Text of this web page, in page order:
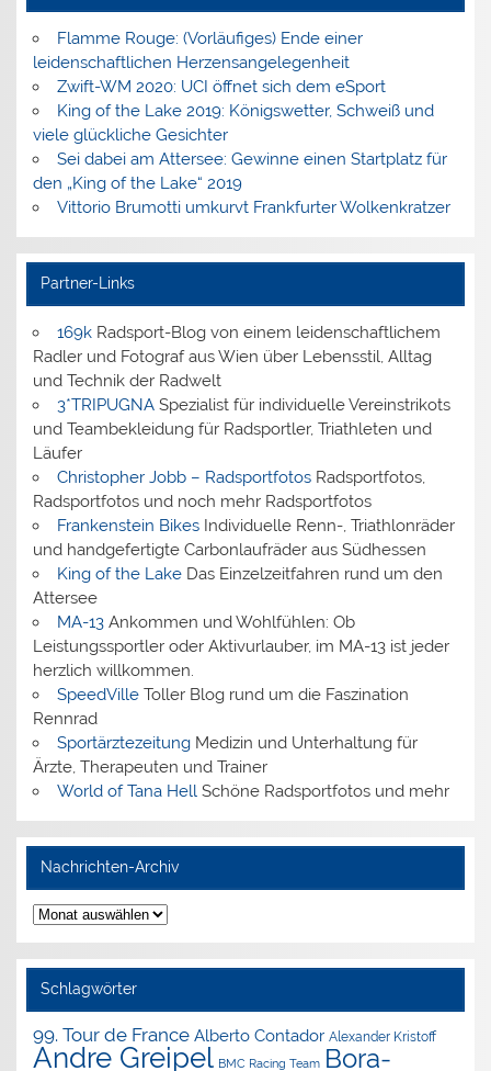
Flamme Rouge: (Vorläufiges) Ende einer
leidenschaftlichen Herzensangelegenheit
Zwift-WM 2020: UCI öffnet sich dem eSport
King of the Lake 2019: Königswetter, Schweiß und
viele glückliche Gesichter
Sei dabei am Attersee: Gewinne einen Startplatz für
den „King of the Lake“ 2019
Vittorio Brumotti umkurvt Frankfurter Wolkenkratzer
Partner-Links
169kRadsport-Blog von einem leidenschaftlichem
Radler und Fotograf aus Wien über Lebensstil, Alltag
und Technik der Radwelt
3*TRIPUGNASpezialist für individuelle Vereinstrikots
und Teambekleidung für Radsportler, Triathleten und
Läufer
Christopher Jobb – RadsportfotosRadsportfotos,
Radsportfotos und noch mehr Radsportfotos
Frankenstein BikesIndividuelle Renn-, Triathlonräder
und handgefertigte Carbonlaufräder aus Südhessen
King of the LakeDas Einzelzeitfahren rund um den
Attersee
MA-13Ankommen und Wohlfühlen: Ob
Leistungssportler oder Aktivurlauber, im MA-13 ist jeder
herzlich willkommen.
SpeedVilleToller Blog rund um die Faszination
Rennrad
SportärztezeitungMedizin und Unterhaltung für
Ärzte, Therapeuten und Trainer
World of Tana HellSchöne Radsportfotos und mehr
Nachrichten-Archiv
Nachrichten-
Archiv
Schlagwörter
99. Tour de France Alberto Contador Alexander Kristoff
Andre Greipel BMC Racing Team Bora-